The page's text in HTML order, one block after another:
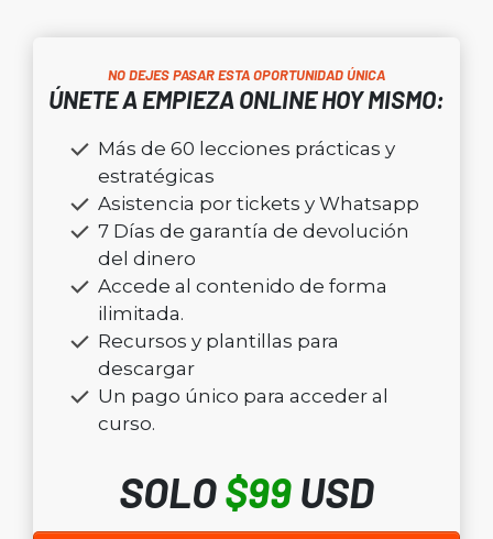
NO DEJES PASAR ESTA OPORTUNIDAD ÚNICA
ÚNETE A EMPIEZA ONLINE HOY MISMO:
Más de 60 lecciones prácticas y
estratégicas
Asistencia por tickets y Whatsapp
7 Días de garantía de devolución
del dinero
Accede al contenido de forma
ilimitada.
Recursos y plantillas para
descargar
Un pago único para acceder al
curso.
SOLO$99USD